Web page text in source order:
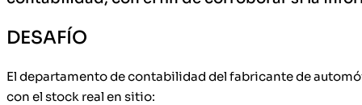
DESAFÍO
El departamento de contabilidad del fabricante de
con el stock real en sitio: